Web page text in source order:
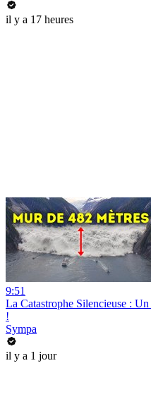
il y a 17 heures
9:51
La Catastrophe Silencieuse :
!
Sympa
il y a 1 jour